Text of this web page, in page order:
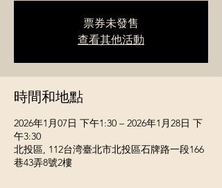
票券未發售
查看其他活動
時間和地點
2026年1月07日 下午1:30 – 2026年1月28日 下
午3:30
北投區, 112台湾臺北市北投區石牌路一段166
巷43弄8號2樓